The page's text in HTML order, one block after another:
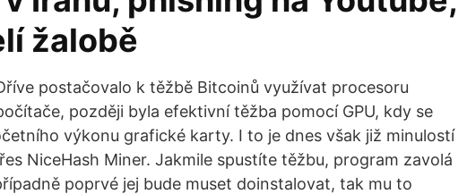
žalobě
postačovalo k těžbě Bitcoinů využívat procesoru
později byla efektivní těžba pomocí GPU, kdy se
výkonu grafické karty. I to je dnes však již minulostí
NiceHash Miner. Jakmile spustíte těžbu, program zavolá
poprvé jej bude muset doinstalovat, tak mu to